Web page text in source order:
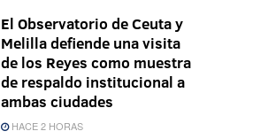
El Observatorio de Ceuta y
Melilla defiende una visita
de los Reyes como muestra
de respaldo institucional a
ambas ciudades
HACE 2 HORAS